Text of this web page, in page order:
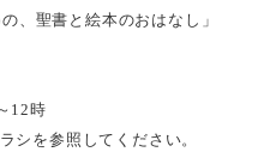
、聖書と絵本のおはなし」
12時
シを参照してください。